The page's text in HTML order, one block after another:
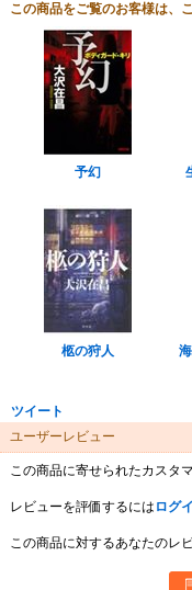
この商品をご覧のお客様は、
予幻
柩の狩人
ツイート
ユーザーレビュー
この商品に寄せられたカスタ
レビューを評価するには ログ
この商品に対するあなたのレ